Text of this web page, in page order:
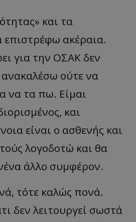
και τα
ακέραια.
για την ΟΣΑΚ δεν
ούτε να
να τα πω. Είμαι
και
είναι ο ασθενής και
λογοδοτώ και θα
άλλο συμφέρον.
τότε καλώς πονά.
δεν λειτουργεί σωστά